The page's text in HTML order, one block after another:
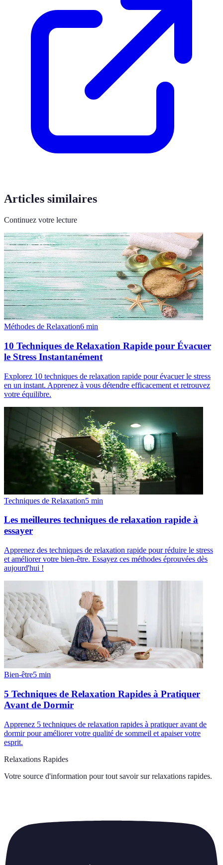
Articles similaires
Continuez votre lecture
Méthodes de Relaxation6 min
10 Techniques de Relaxation Rapide pour Évacuer
le Stress Instantanément
Explorez 10 techniques de relaxation rapide pour évacuer le stress
en un instant. Apprenez à vous détendre efficacement et retrouvez
votre équilibre.
Techniques de Relaxation5 min
Les meilleures techniques de relaxation rapide à
essayer
Apprenez des techniques de relaxation rapide pour réduire le stress
et améliorer votre bien-être. Essayez ces méthodes éprouvées dès
aujourd'hui !
Bien-être5 min
5 Techniques de Relaxation Rapides à Pratiquer
Avant de Dormir
Apprenez 5 techniques de relaxation rapides à pratiquer avant de
dormir pour améliorer votre qualité de sommeil et apaiser votre
esprit.
Relaxations Rapides
Votre source d'information pour tout savoir sur relaxations rapides.